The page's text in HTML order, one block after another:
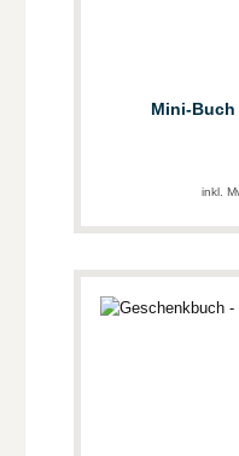
Mini-
inkl.